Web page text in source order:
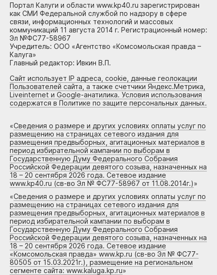
Портал Калуги и области www.kp40.ru зарегистрирован
как СМИ Федеральной службой по надзору в сфере
связи, информационных технологий и массовых
коммуникаций 11 августа 2014 г. Регистрационный номер:
Эл №ФС77-58967
Учредитель: ООО «Агентство «Комсомольская правда –
Калуга»
Главный редактор: Ивкин В.П.
Сайт использует IP адреса, cookie, данные геолокации
Пользователей сайта, а также счетчики Яндекс.Метрика,
Liveinternet и Google-анатилика. Условия использования
содержатся в Политике по защите персональных данных.
«Сведения о размере и других условиях оплаты услуг по
размещению на страницах сетевого издания для
размещения предвыборных, агитационных материалов в
период избирательной кампании по выборам в
Государственную Думу Федерального Собрания
Российской Федерации девятого созыва, назначенных на
18 – 20 сентября 2026 года. Сетевое издание
www.kp40.ru (св-во Эл № ФС77-58967 от 11.08.2014г.)»
«Сведения о размере и других условиях оплаты услуг по
размещению на страницах сетевого издания для
размещения предвыборных, агитационных материалов в
период избирательной кампании по выборам в
Государственную Думу Федерального Собрания
Российской Федерации девятого созыва, назначенных на
18 – 20 сентября 2026 года. Сетевое издание
«Комсомольская правда» www.kp.ru (св-во Эл № ФС77-
80505 от 15.03.2021г.), размещение на региональном
сегменте сайта: www.kaluga.kp.ru»